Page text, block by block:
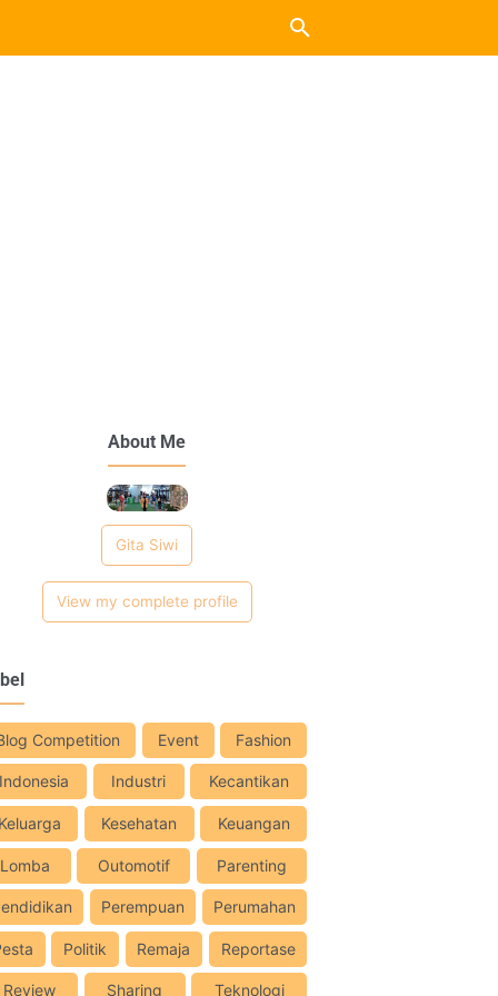
About Me
Gita Siwi
View my complete profile
Competition Event Fashion
Indonesia Industri Kecantikan
Keluarga Kesehatan Keuangan
Lomba Outomotif Parenting
Perempuan Perumahan
Politik Remaja Reportase
Review Sharing Teknologi